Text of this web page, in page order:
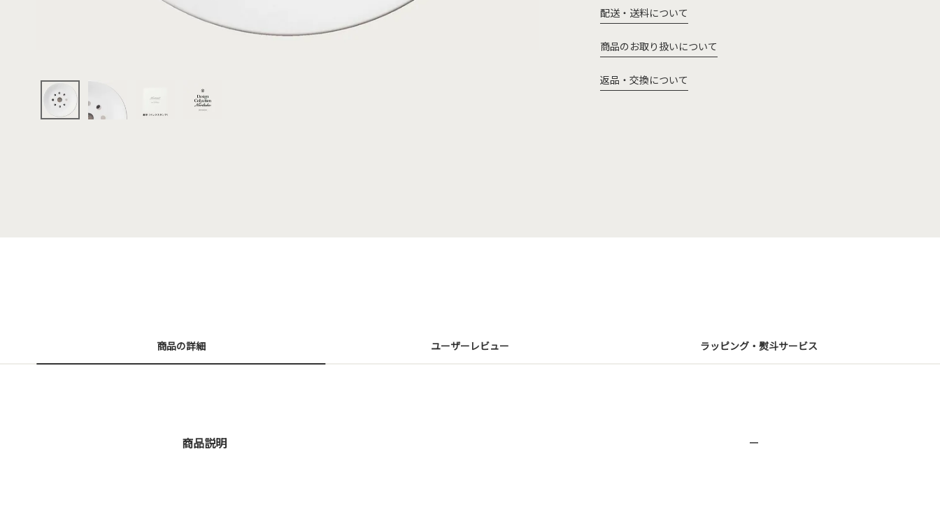
配送・送料について
商品のお取り扱いについて
返品・交換について
商品の詳細 ユーザーレビュー ラッピング・熨斗サービス
商品説明